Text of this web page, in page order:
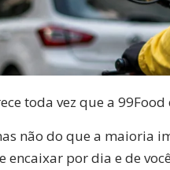
toda vez que a
não do que a maioria
encaixar por dia e de